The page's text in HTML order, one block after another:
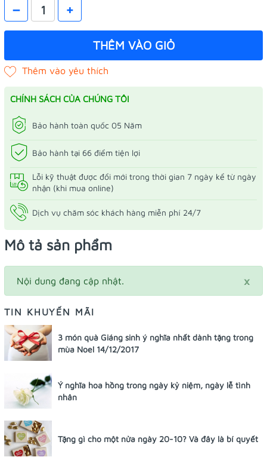
– +
THÊM VÀO GIỎ
CHÍNH SÁCH CỦA CHÚNG TÔI
Bảo hành toàn quốc 05 Năm
Bảo hành tại 66 điểm tiện lợi
Lỗi kỹ thuật được đổi mới trong thời gian 7 ngày kể từ ngày
nhận (khi mua online)
Dịch vụ chăm sóc khách hàng miễn phí 24/7
Mô tả sản phẩm
×
Nội dung đang cập nhật.
TIN KHUYẾN MÃI
3 món quà Giáng sinh ý nghĩa nhất dành tặng trong
mùa Noel 14/12/2017
Ý nghĩa hoa hồng trong ngày kỷ niệm, ngày lễ tình
nhân
Tặng gì cho một nửa ngày 20-10? Và đây là bí quyết